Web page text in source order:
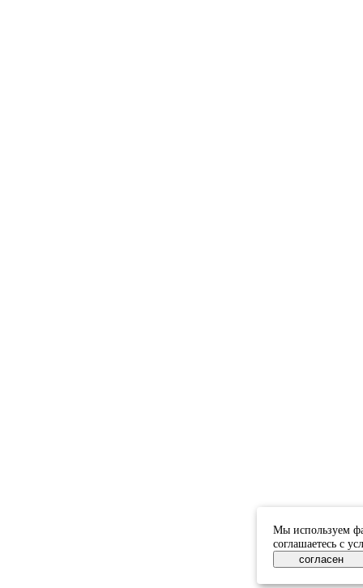
Мы используем
соглашаетесь с
согласен